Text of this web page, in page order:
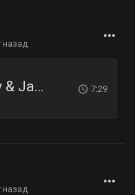
назад
Craig Connelly & James Cottle Feat. Liel Kolet - Be As One (Extended Mix) 7:29
назад